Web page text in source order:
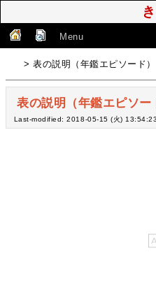
Menu
> 表の説明（年鑑エピソード）
表の説明（年鑑エピソー
Last-modified: 2018-05-15 (火) 13:54:23